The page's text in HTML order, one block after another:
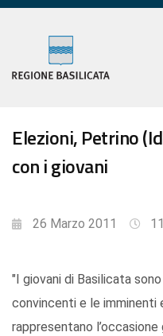
Elezioni, Petrino
con i giovani
26 Marzo 2011
"I giovani di Basilicata
convincenti e le imminenti
rappresentano